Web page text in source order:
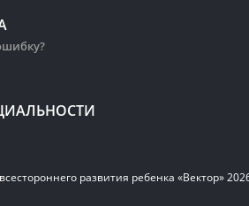
развития ребенка «Вектор»